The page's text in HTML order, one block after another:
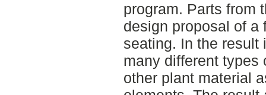
program. Parts from
design proposal of a
seating. In the result
many different types
other plant material